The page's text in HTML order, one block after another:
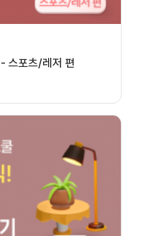
스포츠/레저 편